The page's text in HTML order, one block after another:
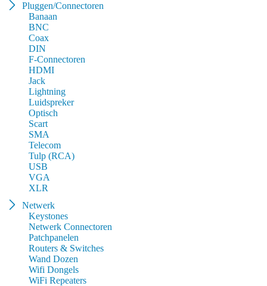
Pluggen/Connectoren
Banaan
BNC
Coax
DIN
F-Connectoren
HDMI
Jack
Lightning
Luidspreker
Optisch
Scart
SMA
Telecom
Tulp (RCA)
USB
VGA
XLR
Netwerk
Keystones
Netwerk Connectoren
Patchpanelen
Routers & Switches
Wand Dozen
Wifi Dongels
WiFi Repeaters